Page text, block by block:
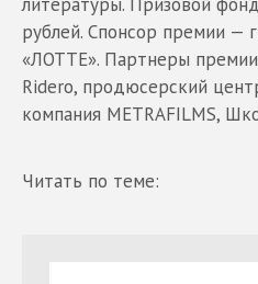
рублей. Спонсор премии —
«ЛОТТЕ». Партнеры
Ridero, продюсерский
компания METRAFILMS,
Читать по теме: